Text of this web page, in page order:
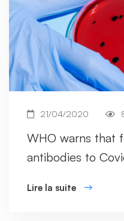
21/04/2020
WHO warns that
antibodies to
Lire la suite